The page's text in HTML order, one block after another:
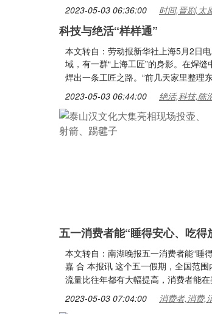
2023-05-03 06:36:00 时间,晋剧,太
科技与绝活“样样通”
本文转自：劳动报新华社上海5月2日
域，有一群“上海工匠”的身影。在焊
焊出一条工匠之路。“前几天家里整理
2023-05-03 06:44:00 绝活,科技,陈
五一消费者能“睡得安心、吃得
本文转自：南湖晚报五一消费者能“睡
嘉 合 本报讯 这个五一假期，全国范
流量比往年都有大幅提高，消费者能
2023-05-03 07:04:00 消费者,消费,